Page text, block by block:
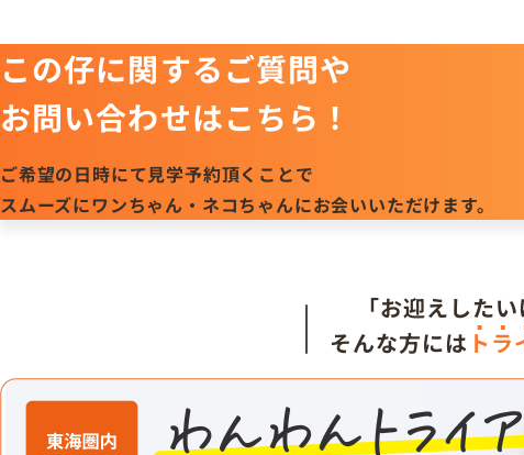
この仔に関するご質問や
お問い合わせはこちら！
ご希望の日時にて見学予約頂くことで
スムーズにワンちゃん・ネコちゃんにお会いいただけます。
「お迎えした
そんな方には トラ